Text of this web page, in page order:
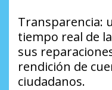
Transparencia:
tiempo real de
sus
rendición de
ciudadanos.